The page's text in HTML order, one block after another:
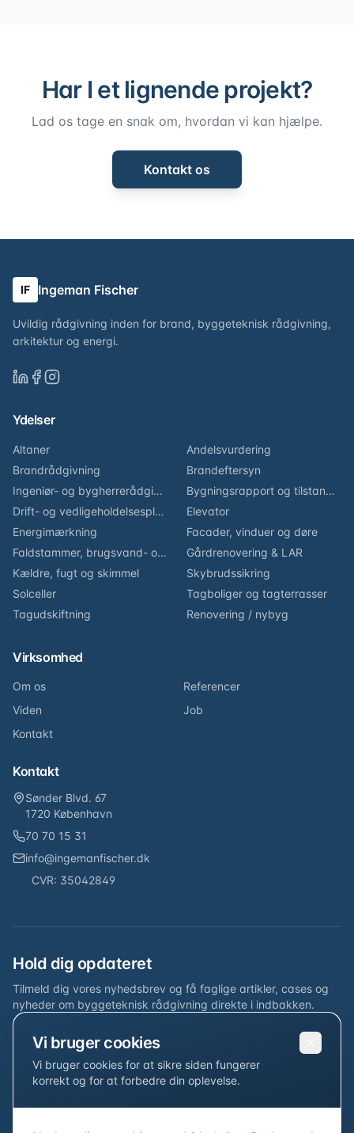
Har I et lignende projekt?
Lad os tage en snak om, hvordan vi kan hjælpe.
Kontakt os
IF Ingeman Fischer
Uvildig rådgivning inden for brand, byggeteknisk rådgivning,
arkitektur og energi.
Ydelser
Altaner
Andelsvurdering
Brandrådgivning
Brandeftersyn
Ingeniør- og bygherrerådgivning
Bygningsrapport og tilstandsvurdering
Drift- og vedligeholdelsesplan
Elevator
Energimærkning
Facader, vinduer og døre
Faldstammer, brugsvand- og varmeinstallationer
Gårdrenovering & LAR
Kældre, fugt og skimmel
Skybrudssikring
Solceller
Tagboliger og tagterrasser
Tagudskiftning
Renovering / nybyg
Virksomhed
Om os
Referencer
Viden
Job
Kontakt
Kontakt
Sønder Blvd. 67
1720 København
70 70 15 31
info@ingemanfischer.dk
CVR: 35042849
Hold dig opdateret
Tilmeld dig vores nyhedsbrev og få faglige artikler, cases og
nyheder om byggeteknisk rådgivning direkte i indbakken.
Nyhedsbrev
Tilmeld dig og få faglige nyheder og indsigter fra Ingeman
Fischer.
Vi bruger cookies
Vi bruger cookies for at sikre siden fungerer
korrekt og for at forbedre din oplevelse.